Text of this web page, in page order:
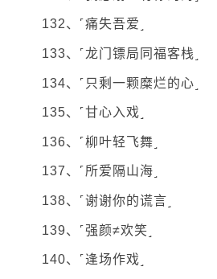
132、˹痛失吾爱˼
133、˹龙门镖局同福客栈˼
134、˹只剩一颗糜烂的心˼
135、˹甘心入戏˼
136、˹柳叶轻飞舞˼
137、˹所爱隔山海˼
138、˹谢谢你的谎言˼
139、˹强颜≠欢笑˼
140、˹逢场作戏˼